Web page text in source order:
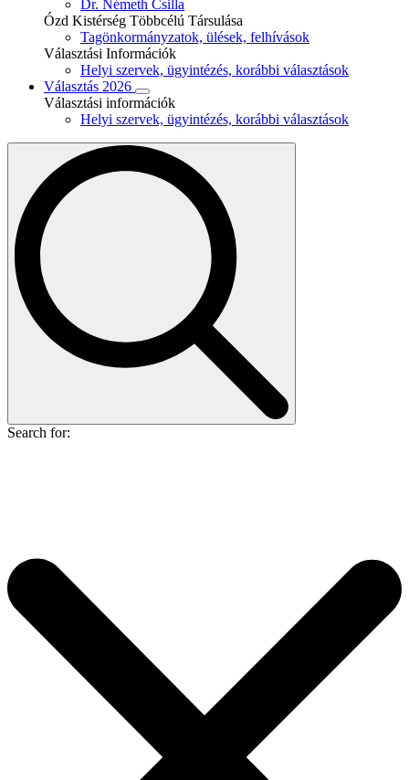
Dr. Németh Csilla
Ózd Kistérség Többcélú Társulása
Tagönkormányzatok, ülések, felhívások
Választási Információk
Helyi szervek, ügyintézés, korábbi választások
Választás 2026
Választási információk
Helyi szervek, ügyintézés, korábbi választások
Search for: